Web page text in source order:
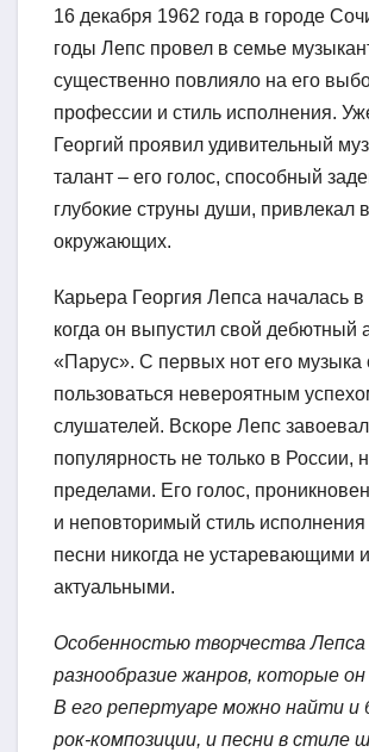
16 декабря 1962 года в городе
годы Лепс провел в семье
существенно повлияло на его
профессии и стиль исполнения.
Георгий проявил удивительный
талант – его голос, способный
глубокие струны души, привлекал
окружающих.
Карьера Георгия Лепса началась в
когда он выпустил свой дебютный
«Парус». С первых нот его музыка
пользоваться невероятным
слушателей. Вскоре Лепс завоевал
популярность не только в России,
пределами. Его голос,
и неповторимый стиль исполнения
песни никогда не устаревающими
актуальными.
Особенностью творчества Лепса
разнообразие жанров, которые
В его репертуаре можно найти и
рок-композиции, и песни в стиле